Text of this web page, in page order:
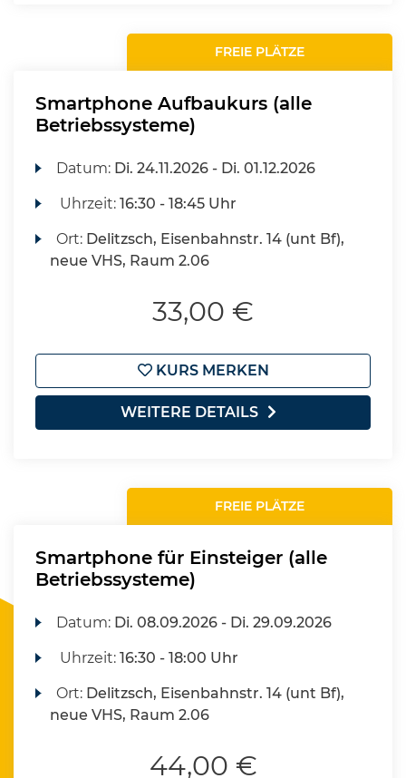
FREIE PLÄTZE
Smartphone Aufbaukurs (alle
Betriebssysteme)
Datum: Di. 24.11.2026 - Di. 01.12.2026
Uhrzeit:16:30 - 18:45 Uhr
Ort: Delitzsch, Eisenbahnstr. 14 (unt Bf),
neue VHS, Raum 2.06
33,00 €
KURS MERKEN
WEITERE DETAILS
FREIE PLÄTZE
Smartphone für Einsteiger (alle
Betriebssysteme)
Datum: Di. 08.09.2026 - Di. 29.09.2026
Uhrzeit:16:30 - 18:00 Uhr
Ort: Delitzsch, Eisenbahnstr. 14 (unt Bf),
neue VHS, Raum 2.06
44,00 €